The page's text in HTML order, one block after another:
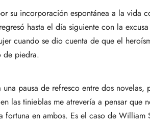
su incorporación espontánea a la vida
hasta el día siguiente con la
cuando se dio cuenta de que el
de piedra.
pausa de refresco entre dos
las tinieblas me atrevería a pensar
en ambos. Es el caso de William